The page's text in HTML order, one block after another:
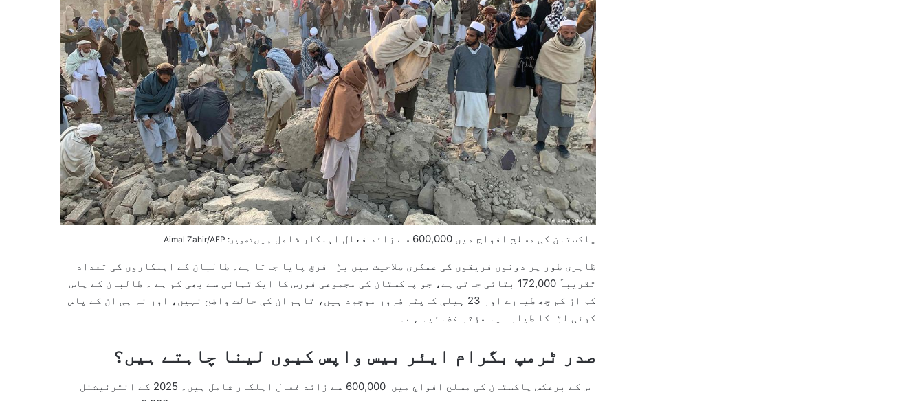
پاکستان کی مسلح افواج میں 600,000 سے زائد فعال اہلکار شامل ہیں تصویر: Aimal Zahir/AFP
ظاہری طور پر دونوں فریقوں کی عسکری صلاحیت میں بڑا فرق پایا جاتا ہے۔ طالبان کے اہلکاروں کی تعداد
تقریباً 172,000 بتائی جاتی ہے، جو پاکستان کی مجموعی فورس کا ایک تہائی سے بھی کم ہے ۔ طالبان کے پاس
کم از کم چھ طیارے اور 23 ہیلی کاپٹر ضرور موجود ہیں، تاہم ان کی حالت واضح نہیں، اور نہ ہی ان کے پاس
کوئی لڑاکا طیارہ یا مؤثر فضائیہ ہے۔
صدر ٹرمپ بگرام ایئر بیس واپس کیوں لینا چاہتے ہیں؟
اس کے برعکس پاکستان کی مسلح افواج میں 600,000 سے زائد فعال اہلکار شامل ہیں۔ 2025 کے انٹرنیشنل